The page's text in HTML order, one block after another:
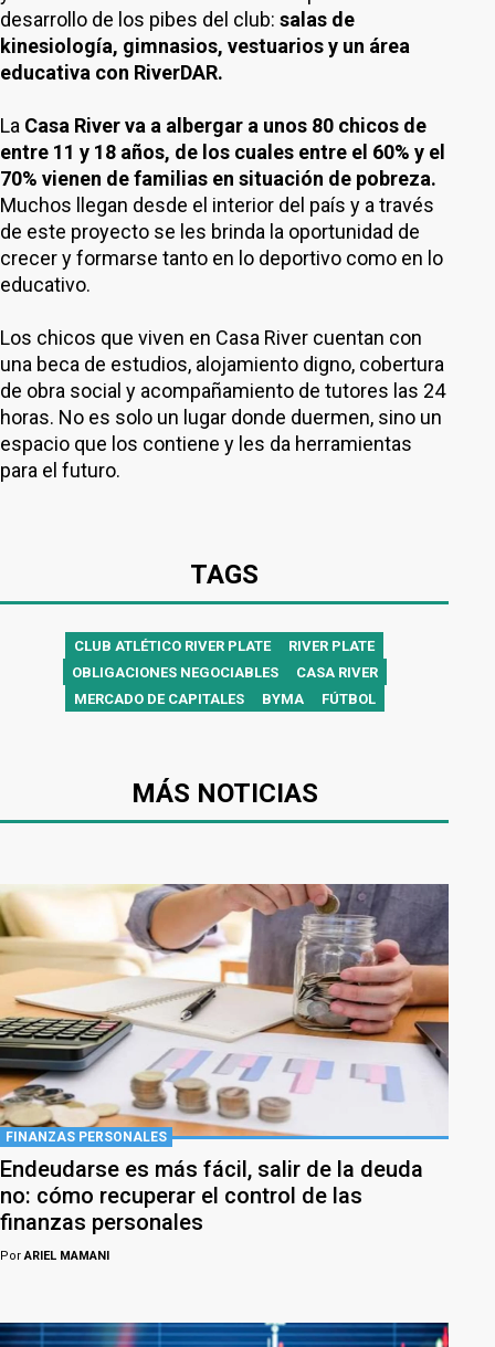
desarrollo de los pibes del club: salas de
kinesiología, gimnasios, vestuarios y un área
educativa con RiverDAR.
La Casa River va a albergar a unos 80 chicos de
entre 11 y 18 años, de los cuales entre el 60% y el
70% vienen de familias en situación de pobreza.
Muchos llegan desde el interior del país y a través
de este proyecto se les brinda la oportunidad de
crecer y formarse tanto en lo deportivo como en lo
educativo.
Los chicos que viven en Casa River cuentan con
una beca de estudios, alojamiento digno, cobertura
de obra social y acompañamiento de tutores las 24
horas. No es solo un lugar donde duermen, sino un
espacio que los contiene y les da herramientas
para el futuro.
TAGS
CLUB ATLÉTICO RIVER PLATE
RIVER PLATE
OBLIGACIONES NEGOCIABLES
CASA RIVER
MERCADO DE CAPITALES
BYMA FÚTBOL
MÁS NOTICIAS
FINANZAS PERSONALES
Endeudarse es más fácil, salir de la deuda
no: cómo recuperar el control de las
finanzas personales
PorARIEL MAMANI